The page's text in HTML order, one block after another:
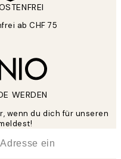
ab CHF 75
WERDEN
wenn du dich für unseren